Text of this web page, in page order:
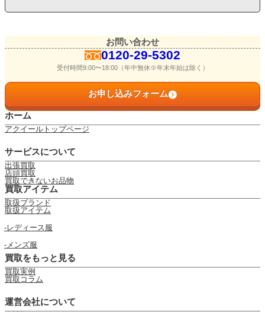
お問い合わせ
0120-29-5302
受付時間9:00〜18:00（年中無休※年末年始は除く）
お申し込みフォーム
ホーム
アクイールトップページ
サービスについて
出張買取
店頭買取
買取できないお品物
買取アイテム
取扱ブランド
取扱アイテム
レディース服
メンズ服
買取をもっと見る
買取実例
買取コラム
運営会社について